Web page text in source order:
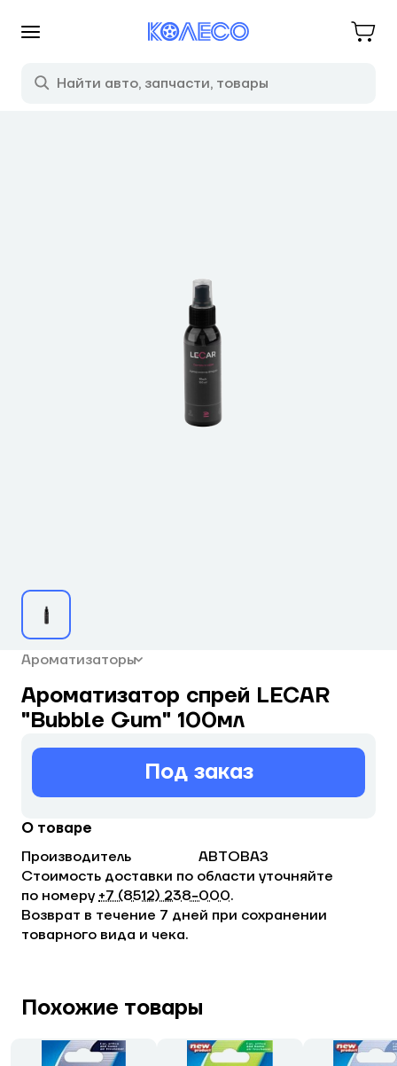
Ароматизаторы
Ароматизатор спрей LECAR
"Bubble Gum" 100мл
Под заказ
О товаре
Производитель
АВТОВАЗ
Стоимость доставки по области уточняйте
по номеру +7 (8512) 238−000.
Возврат в течение 7 дней при сохранении
товарного вида и чека.
Похожие товары